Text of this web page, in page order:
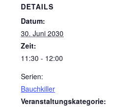
DETAILS
Datum:
30. Juni 2030
Zeit:
11:30 - 12:00
Serien:
Bauchkiller
Veranstaltungskategorie: